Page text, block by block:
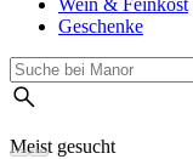
Wein & Feinkost
Geschenke
Meist gesucht